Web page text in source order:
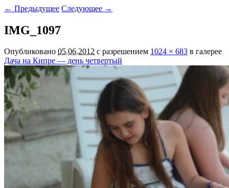
← Предыдущее Следующее →
IMG_1097
Опубликовано 05.06.2012 с разрешением 1024 × 683 в галерее
Дача на Кипре — день четвертый